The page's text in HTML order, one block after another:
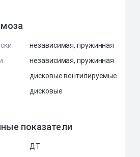
независимая, пружинная
независимая, пружинная
дисковые вентилируемые
дисковые
показатели
ДТ